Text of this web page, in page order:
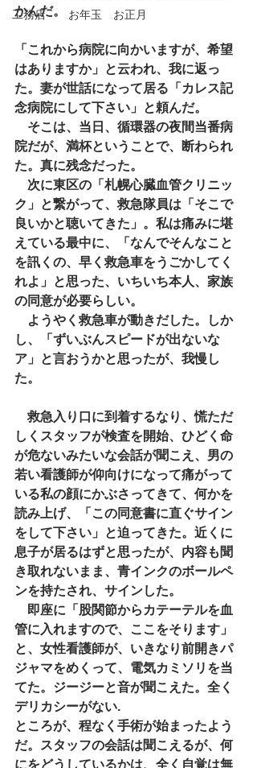
工務店 お年玉 お正月
かんだ。
「これから病院に向かいますが、希望
はありますか」と云われ、我に返っ
た。妻が世話になって居る「カレス記
念病院にして下さい」と頼んだ。
そこは、当日、循環器の夜間当番病
院だが、満杯ということで、断わられ
た。真に残念だった。
次に東区の「札幌心臓血管クリニッ
ク」と繋がって、救急隊員は「そこで
良いかと聴いてきた」。私は痛みに堪
えている最中に、「なんでそんなこと
を訊くの、早く救急車をうごかしてく
れよ」と思った、いちいち本人、家族
の同意が必要らしい。
ようやく救急車が動きだした。しか
し、「ずいぶんスピードが出ないな
ア」と言おうかと思ったが、我慢し
た。
救急入り口に到着するなり、慌ただ
しくスタッフが検査を開始、ひどく命
が危ないみたいな会話が聞こえ、男の
若い看護師が仰向けになって痛がって
いる私の顔にかぶさってきて、何かを
読み上げ、「この同意書に直ぐサイン
をして下さい」と迫ってきた。近くに
息子が居るはずと思ったが、内容も聞
き取れないまま、青インクのボールペ
ンを持たされ、サインした。
即座に「股関節からカテーテルを血
管に入れますので、ここをそります」
と、女性看護師が、いきなり前開きパ
ジャマをめくって、電気カミソリを当
てた。ジージーと音が聞こえた。全く
デリカシーがない.
ところが、程なく手術が始まったよう
だ。スタッフの会話は聞こえるが、何
にをどうしているかは、全く自覚は無